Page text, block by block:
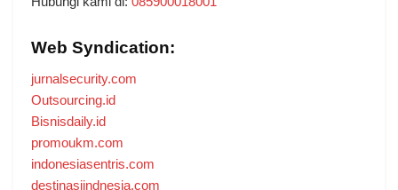
Web Syndication:
jurnalsecurity.com
Outsourcing.id
Bisnisdaily.id
promoukm.com
indonesiasentris.com
destinasiindnesia.com